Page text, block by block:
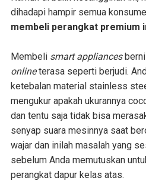
dihadapi hampir semua
membeli perangkat premium
Membeli smart appliances
onlineterasa seperti berjudi.
ketebalan material stainless
mengukur apakah ukurannya
dan tentu saja tidak bisa
senyap suara mesinnya saat
wajar dan inilah masalah yang
sebelum Anda memutuskan
perangkat dapur kelas atas.